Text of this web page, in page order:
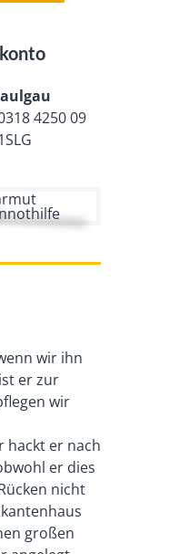
4250 09
wir ihn
er zur
wir
hackt er nach
er dies
nicht
großen